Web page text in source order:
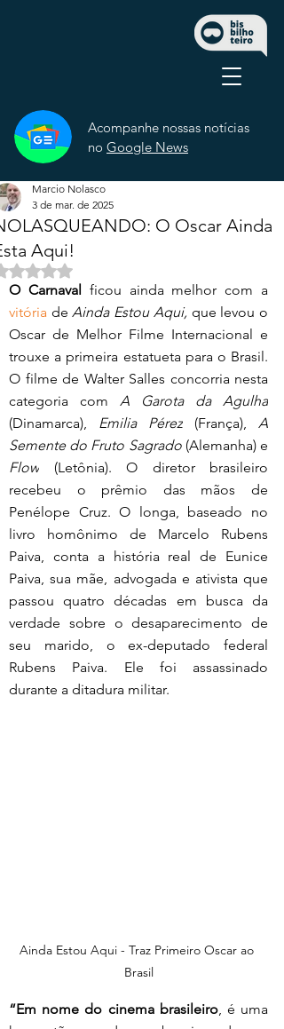
Acompanhe nossas notícias
no Google News
O Oscar Ainda
Aqui!
Marcio Nolasco
3 de mar. de 2025
Avaliado com NaN de 5 estrelas.
O Carnaval
vitória de Ainda Estou Aqui, que levou o
Oscar de Melhor Filme Internacional e
trouxe a primeira estatueta para o Brasil.
O filme de Walter Salles concorria nesta
categoria com A Garota da Agulha
(Dinamarca), Emilia Pérez (França), A
Semente do Fruto Sagrado
Flow (Letônia). O diretor brasileiro
recebeu o prêmio das mãos de
Penélope Cruz. O longa, baseado no
livro homônimo de Marcelo Rubens
Paiva, conta a história real de Eunice
Paiva, sua mãe, advogada e ativista que
passou quatro décadas em busca da
verdade sobre o desaparecimento de
seu marido, o ex-deputado federal
Rubens Paiva. Ele foi assassinado
durante a ditadura militar.
Ainda Estou Aqui - Traz Primeiro Oscar ao
Brasil
“Em nome do cinema brasileiro, é uma